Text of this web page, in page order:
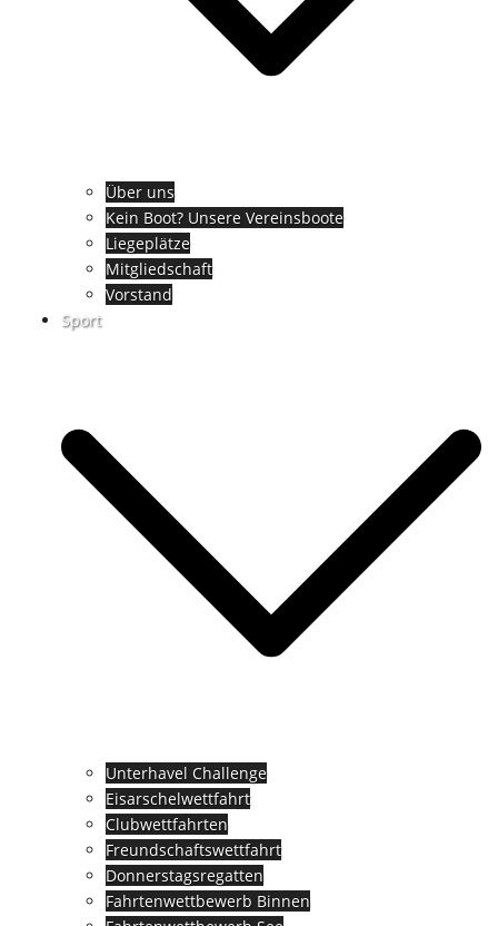
Über uns
Kein Boot? Unsere Vereinsboote
Liegeplätze
Mitgliedschaft
Vorstand
Sport
Unterhavel Challenge
Eisarschelwettfahrt
Clubwettfahrten
Freundschaftswettfahrt
Donnerstagsregatten
Fahrtenwettbewerb Binnen